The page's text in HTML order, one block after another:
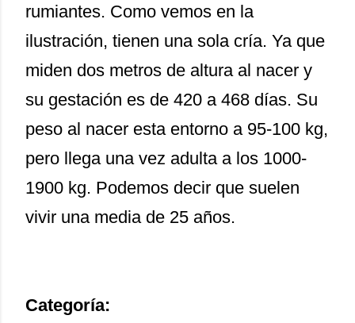
rumiantes. Como vemos en la
ilustración, tienen una sola cría. Ya que
miden dos metros de altura al nacer y
su gestación es de 420 a 468 días. Su
peso al nacer esta entorno a 95-100 kg,
pero llega una vez adulta a los 1000-
1900 kg. Podemos decir que suelen
vivir una media de 25 años.
Categoría: